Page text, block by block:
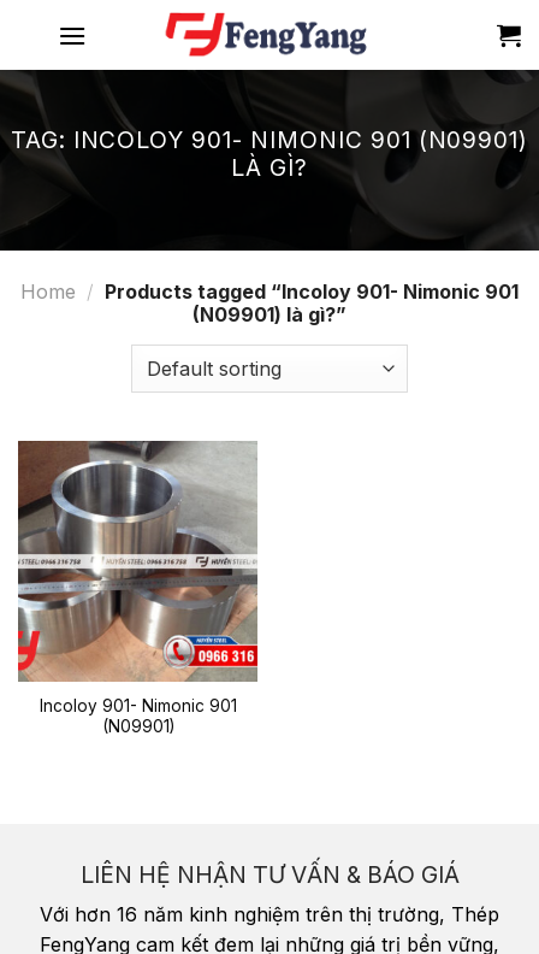
content
TAG: INCOLOY 901- NIMONIC 901 (N09901)
LÀ GÌ?
Home / Products tagged “Incoloy 901- Nimonic 901
(N09901) là gì?”
Incoloy 901- Nimonic 901
(N09901)
LIÊN HỆ NHẬN TƯ VẤN & BÁO GIÁ
Với hơn 16 năm kinh nghiệm trên thị trường, Thép
FengYang cam kết đem lại những giá trị bền vững,